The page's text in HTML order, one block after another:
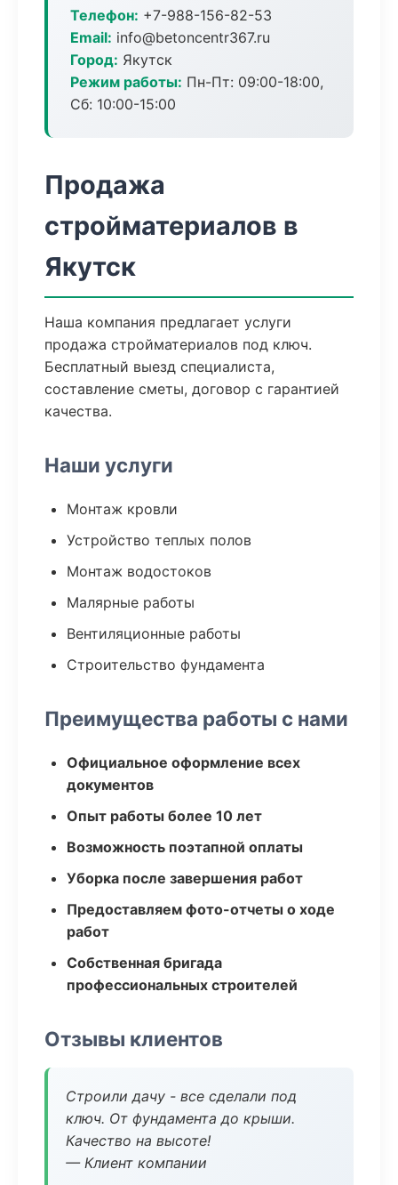
Телефон: +7-988-156-82-53
Email: info@betoncentr367.ru
Город: Якутск
Режим работы: Пн-Пт: 09:00-18:00,
Сб: 10:00-15:00
Продажа
стройматериалов в
Якутск
Наша компания предлагает услуги
продажа стройматериалов под ключ.
Бесплатный выезд специалиста,
составление сметы, договор с гарантией
качества.
Наши услуги
Монтаж кровли
Устройство теплых полов
Монтаж водостоков
Малярные работы
Вентиляционные работы
Строительство фундамента
Преимущества работы с нами
Официальное оформление всех
документов
Опыт работы более 10 лет
Возможность поэтапной оплаты
Уборка после завершения работ
Предоставляем фото-отчеты о ходе
работ
Собственная бригада
профессиональных строителей
Отзывы клиентов
Строили дачу - все сделали под
ключ. От фундамента до крыши.
Качество на высоте!
— Клиент компании